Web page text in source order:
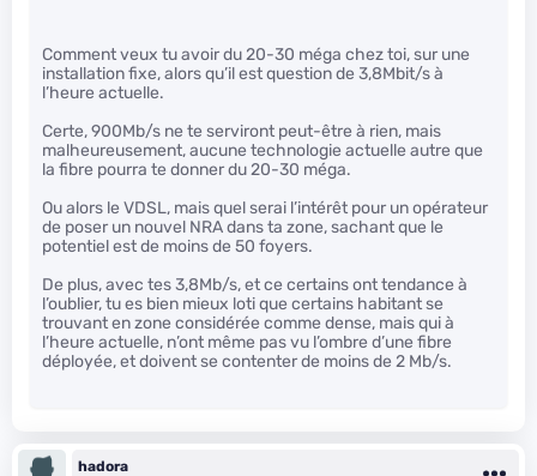
Comment veux tu avoir du 20-30 méga chez toi, sur une
installation fixe, alors qu’il est question de 3,8Mbit/s à
l’heure actuelle.
Certe, 900Mb/s ne te serviront peut-être à rien, mais
malheureusement, aucune technologie actuelle autre que
la fibre pourra te donner du 20-30 méga.
Ou alors le VDSL, mais quel serai l’intérêt pour un opérateur
de poser un nouvel NRA dans ta zone, sachant que le
potentiel est de moins de 50 foyers.
De plus, avec tes 3,8Mb/s, et ce certains ont tendance à
l’oublier, tu es bien mieux loti que certains habitant se
trouvant en zone considérée comme dense, mais qui à
l’heure actuelle, n’ont même pas vu l’ombre d’une fibre
déployée, et doivent se contenter de moins de 2 Mb/s.
hadora